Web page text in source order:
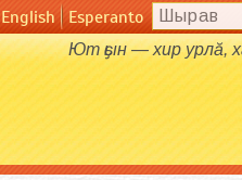
English Esperanto
Ют ҫын — хир урлӑ,